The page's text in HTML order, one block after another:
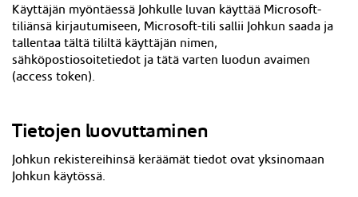
Käyttäjän myöntäessä Johkulle luvan käyttää Microsoft-
tiliänsä kirjautumiseen, Microsoft-tili sallii Johkun saada ja
tallentaa tältä tililtä käyttäjän nimen,
sähköpostiosoitetiedot ja tätä varten luodun avaimen
(access token).
Tietojen luovuttaminen
Johkun rekistereihinsä keräämät tiedot ovat yksinomaan
Johkun käytössä.